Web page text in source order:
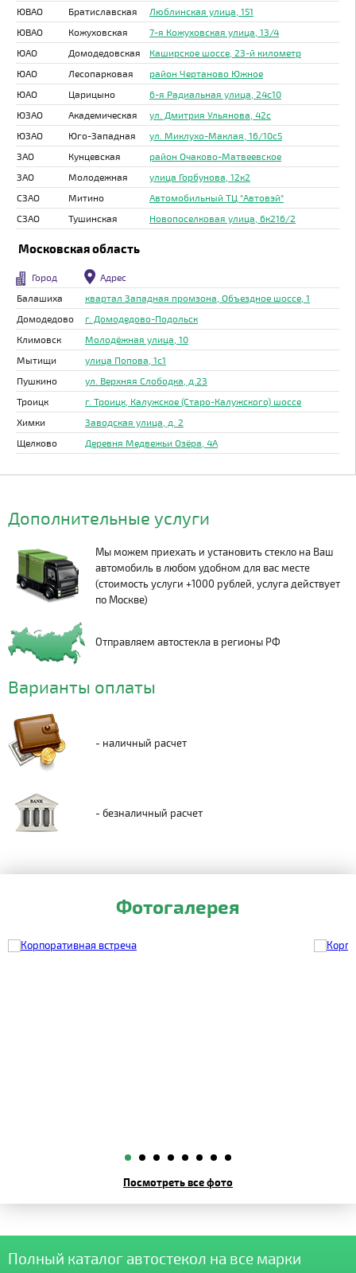
ЮВАО
Братиславская
Люблинская улица, 151
ЮВАО
Кожуховская
7-я Кожуховская улица, 13/4
ЮАО
Домодедовская
Каширское шоссе, 23-й километр
ЮАО
Лесопарковая
район Чертаново Южное
ЮАО
Царицыно
6-я Радиальная улица, 24с10
ЮЗАО
Академическая
ул. Дмитрия Ульянова, 42с
ЮЗАО
Юго-Западная
ул. Миклухо-Маклая, 16/10с5
ЗАО
Кунцевская
район Очаково-Матвеевское
ЗАО
Молодежная
улица Горбунова, 12к2
СЗАО
Митино
Автомобильный ТЦ "Автовэй"
СЗАО
Тушинская Новопоселковая улица, 6к216/2
Московская область
Город
Адрес
Балашиха
квартал Западная промзона, Объездное шоссе, 1
Домодедово
г. Домодедово-Подольск
Климовск
Молодёжная улица, 10
Мытищи
улица Попова, 1с1
Пушкино
ул. Верхняя Слободка, д.23
Троицк
г. Троицк, Калужское (Старо-Калужского) шоссе
Химки
Заводская улица, д. 2
Щелково
Деревня Медвежьи Озёра, 4А
Дополнительные услуги
Мы можем приехать и установить стекло на Ваш
автомобиль в любом удобном для вас месте
(стоимость услуги +1000 рублей, услуга действует
по Москве)
Отправляем автостекла в регионы РФ
Варианты оплаты
- наличный расчет
- безналичный расчет
Фотогалерея
Посмотреть все фото
Полный каталог автостекол на все марки